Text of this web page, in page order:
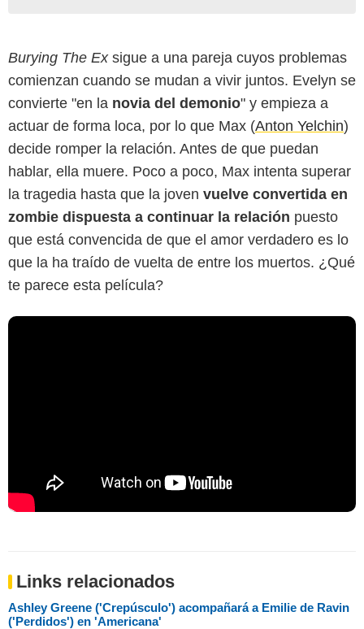
Burying The Ex sigue a una pareja cuyos problemas
comienzan cuando se mudan a vivir juntos. Evelyn se
convierte "en la novia del demonio" y empieza a
actuar de forma loca, por lo que Max (Anton Yelchin)
decide romper la relación. Antes de que puedan
hablar, ella muere. Poco a poco, Max intenta superar
la tragedia hasta que la joven vuelve convertida en
zombie dispuesta a continuar la relación puesto
que está convencida de que el amor verdadero es lo
que la ha traído de vuelta de entre los muertos. ¿Qué
te parece esta película?
Links relacionados
Ashley Greene ('Crepúsculo') acompañará a Emilie de Ravin
('Perdidos') en 'Americana'